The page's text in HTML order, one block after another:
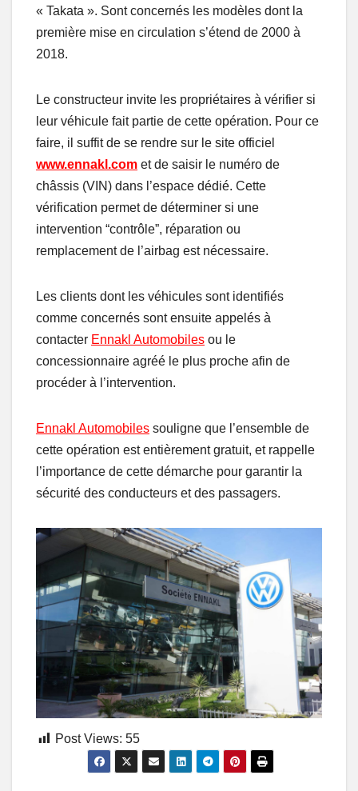
« Takata ». Sont concernés les modèles dont la
première mise en circulation s’étend de 2000 à
2018.
Le constructeur invite les propriétaires à vérifier si
leur véhicule fait partie de cette opération. Pour ce
faire, il suffit de se rendre sur le site officiel
www.ennakl.com et de saisir le numéro de
châssis (VIN) dans l’espace dédié. Cette
vérification permet de déterminer si une
intervention “contrôle”, réparation ou
remplacement de l’airbag est nécessaire.
Les clients dont les véhicules sont identifiés
comme concernés sont ensuite appelés à
contacter Ennakl Automobiles ou le
concessionnaire agréé le plus proche afin de
procéder à l’intervention.
Ennakl Automobiles souligne que l’ensemble de
cette opération est entièrement gratuit, et rappelle
l’importance de cette démarche pour garantir la
sécurité des conducteurs et des passagers.
Post Views: 55